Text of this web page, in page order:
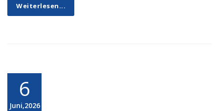
Weiterlesen...
6
Juni,2026